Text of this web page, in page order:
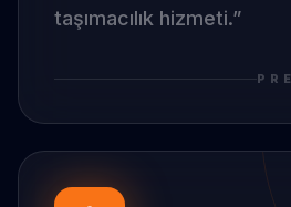
taşımacılık hizmeti.”